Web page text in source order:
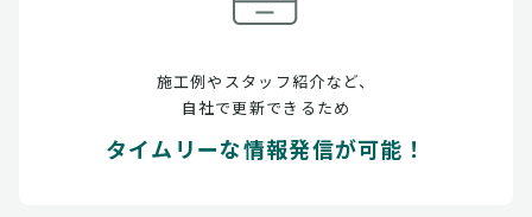
施工例やスタッフ紹介など、
自社で更新できるため
タイムリーな情報発信が可能！